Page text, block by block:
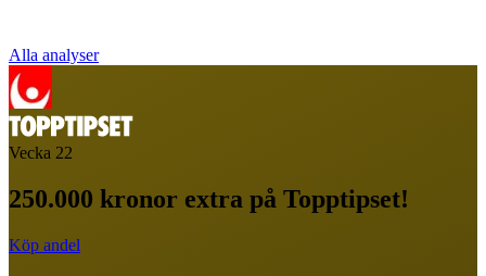
Alla analyser
Vecka 22
250.000 kronor extra på Topptipset!
Köp andel